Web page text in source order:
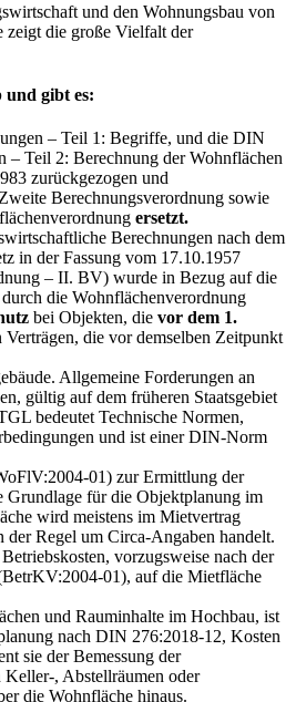
und den Wohnungsbau von
zeigt die große Vielfalt der
und gibt es:
– Teil 1: Begriffe, und die DIN
– Teil 2: Berechnung der Wohnflächen
zurückgezogen und
Berechnungsverordnung sowie
ersetzt.
Berechnungen nach dem
in der Fassung vom 17.10.1957
– II. BV) wurde in Bezug auf die
die Wohnflächenverordnung
bei Objekten, die vor dem 1.
Verträgen, die vor demselben Zeitpunkt
Allgemeine Forderungen an
gültig auf dem früheren Staatsgebiet
bedeutet Technische Normen,
und ist einer DIN-Norm
01) zur Ermittlung der
für die Objektplanung im
wird meistens im Mietvertrag
der Regel um Circa-Angaben handelt.
vorzugsweise nach der
01), auf die Mietfläche
und Rauminhalte im Hochbau, ist
nach DIN 276:2018-12, Kosten
sie der Bemessung der
, Abstellräumen oder
die Wohnfläche hinaus.